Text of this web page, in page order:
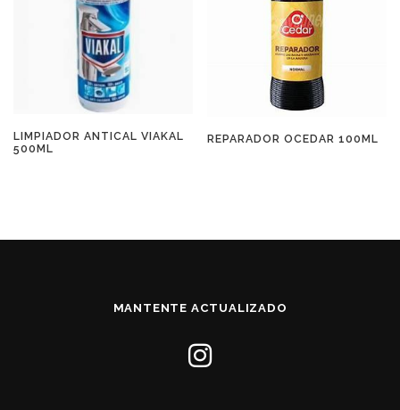
LIMPIADOR ANTICAL VIAKAL
500ML
REPARADOR OCEDAR 100ML
MANTENTE ACTUALIZADO